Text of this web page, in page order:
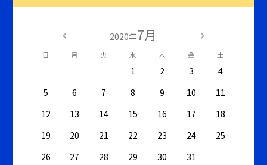
2020年7月
日 月 火 水 木 金 土
1 2 3
4
5
6 7 8 9 10
11
12
13 14 15 16 17
18
19
20 21 22 23 24
25
26
27 28 29 30 31